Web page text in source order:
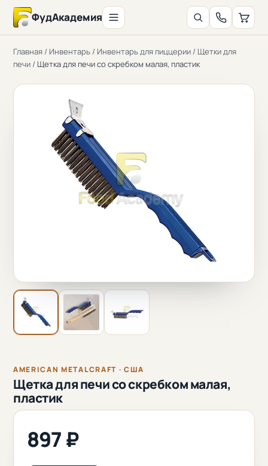
ФудАкадемия
Главная / Инвентарь / Инвентарь для пиццерии / Щетки для
печи / Щетка для печи со скребком малая, пластик
AMERICAN METALCRAFT · США
Щетка для печи со скребком малая,
пластик
897 ₽